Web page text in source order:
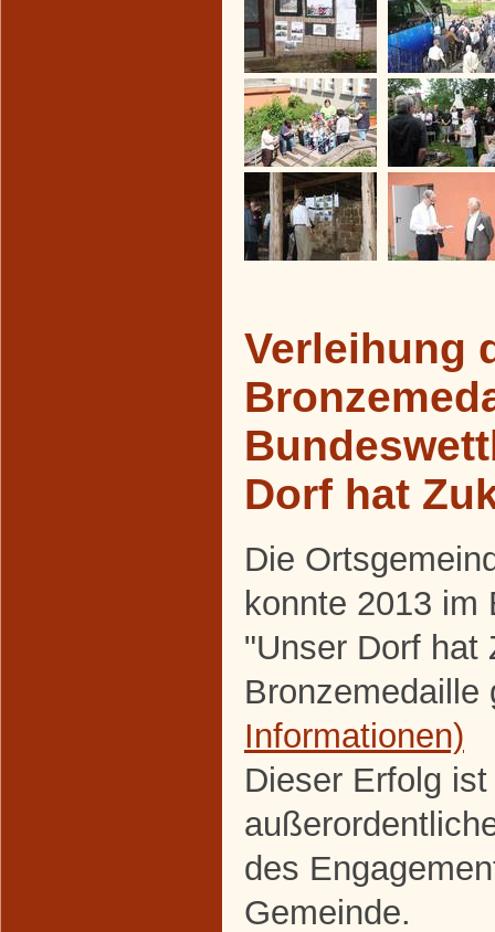
Verleihung
Dorf hat
Die
konnte 2013 im
"Unser Dorf hat
Bronzemedaille
Informationen)
Dieser Erfolg
des
Gemeinde.